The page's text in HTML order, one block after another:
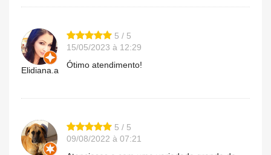
Elidiana.a
5 / 5
15/05/2023 à 12:29
Ótimo atendimento!
5 / 5
09/08/2022 à 07:21